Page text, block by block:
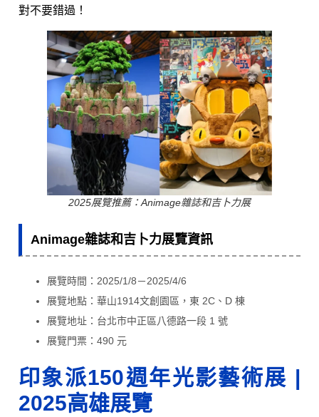
對不要錯過！
2025展覽推薦：Animage雜誌和吉卜力展
Animage雜誌和吉卜力展覽資訊
展覽時間：2025/1/8－2025/4/6
展覽地點：華山1914文創園區，東 2C、D 棟
展覽地址：台北市中正區八德路一段 1 號
展覽門票：490 元
印象派150週年光影藝術展 |
2025高雄展覽